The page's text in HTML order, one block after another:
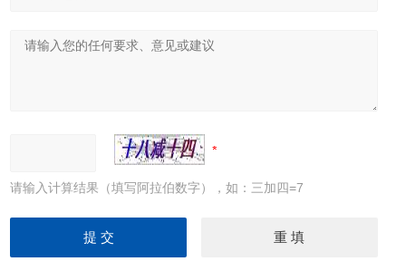
请输入计算结果（填写阿拉伯数字），如：三加四=7